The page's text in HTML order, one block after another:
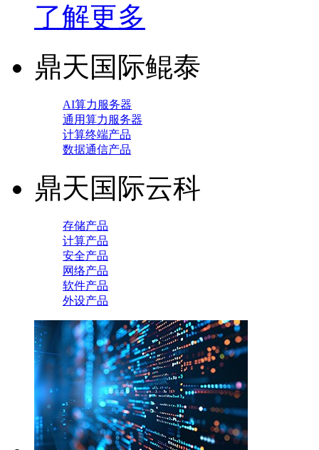
了解更多
鼎天国际鲲泰
AI算力服务器
通用算力服务器
计算终端产品
数据通信产品
鼎天国际云科
存储产品
计算产品
安全产品
网络产品
软件产品
外设产品